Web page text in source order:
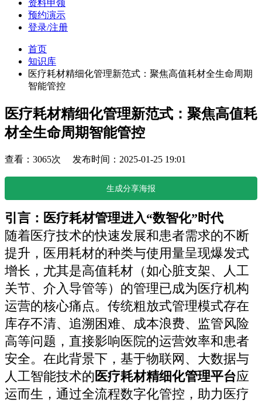
资料申领
预约演示
登录/注册
首页
知识库
医疗耗材精细化管理新范式：聚焦高值耗材全生命周期
智能管控
医疗耗材精细化管理新范式：聚焦高值耗
材全生命周期智能管控
查看：3065次 发布时间：2025-01-25 19:01
生成分享海报
引言：医疗耗材管理进入“数智化”时代
随着医疗技术的快速发展和患者需求的不断
提升，医用耗材的种类与使用量呈现爆发式
增长，尤其是高值耗材（如心脏支架、人工
关节、介入导管等）的管理已成为医疗机构
运营的核心痛点。传统粗放式管理模式存在
库存不清、追溯困难、成本浪费、监管风险
高等问题，直接影响医院的运营效率和患者
安全。在此背景下，基于物联网、大数据与
人工智能技术的医疗耗材精细化管理平台应
运而生，通过全流程数字化管控，助力医疗